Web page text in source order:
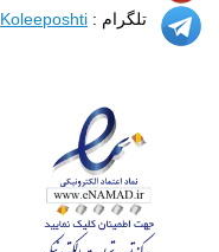
تلگرام : Koleeposhti